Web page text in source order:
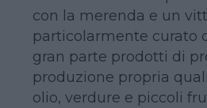
con la merenda e un
particolarmente curato
gran parte prodotti di
produzione propria
olio, verdure e piccoli